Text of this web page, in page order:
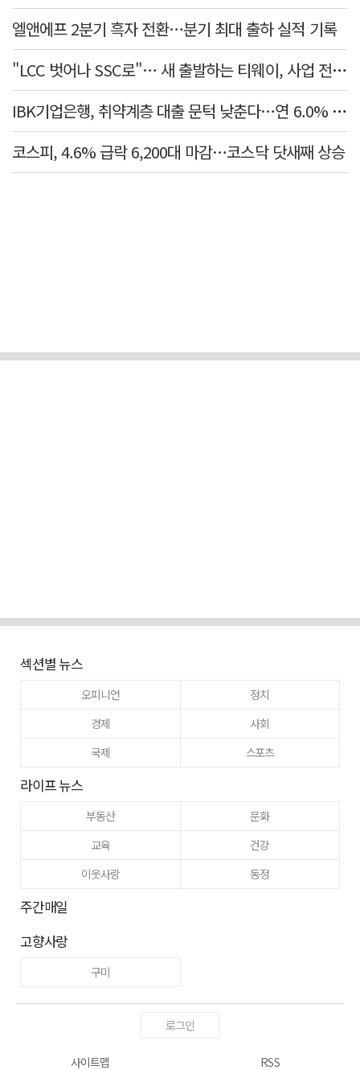
엘앤에프 2분기 흑자 전환…분기 최대 출하 실적 기록
"LCC 벗어나 SSC로"… 새 출발하는 티웨이, 사업 전략 발표
IBK기업은행, 취약계층 대출 문턱 낮춘다…연 6.0% 'i-ONE 햇살론 특례보증' 비대면 출시
코스피, 4.6% 급락 6,200대 마감…코스닥 닷새째 상승
섹션별 뉴스
오피니언
정치
경제
사회
국제
스포츠
라이프 뉴스
부동산
문화
교육
건강
이웃사랑
동정
주간매일
고향사랑
구미
로그인
사이트맵 RSS